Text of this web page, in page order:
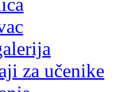
za učenike